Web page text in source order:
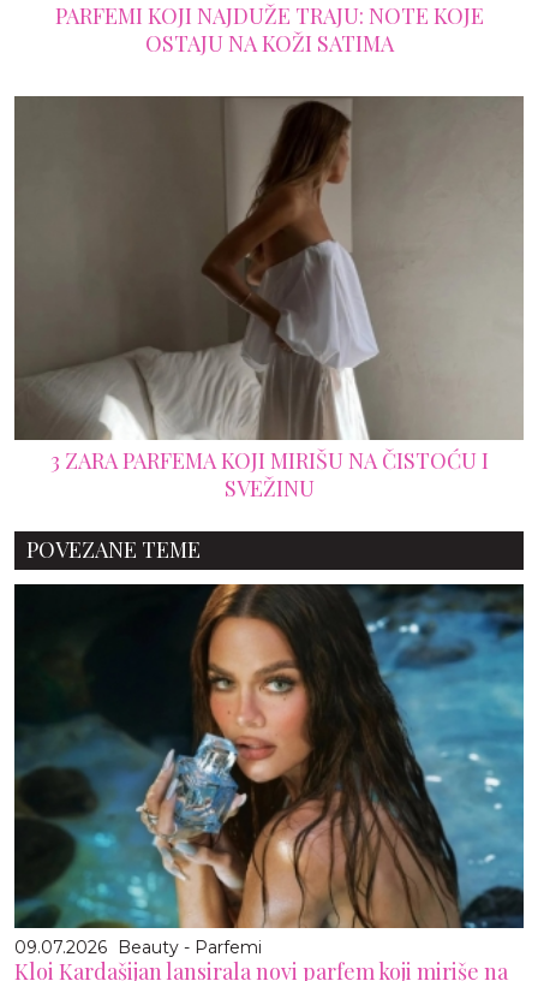
PARFEMI KOJI NAJDUŽE TRAJU: NOTE KOJE
OSTAJU NA KOŽI SATIMA
3 ZARA PARFEMA KOJI MIRIŠU NA ČISTOĆU I
SVEŽINU
POVEZANE TEME
09.07.2026 Beauty - Parfemi
Kloi Kardašijan lansirala novi parfem koji miriše na